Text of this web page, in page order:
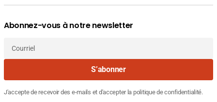
Abonnez-vous à notre newsletter
Courriel
S’abonner
J'accepte de recevoir des e-mails et d'accepter la politique de confidentialité.